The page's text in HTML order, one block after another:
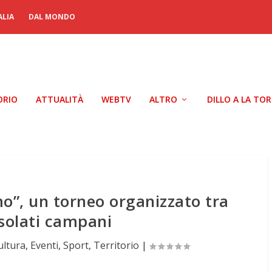
DAL MONDO
ATTUALITÀ WEBTV ALTRO DILLO A LA
un torneo organizzato tra
campani
, Eventi, Sport, Territorio |